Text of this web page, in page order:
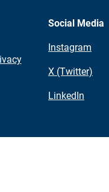
Social Media
Instagram
X (Twitter)
LinkedIn